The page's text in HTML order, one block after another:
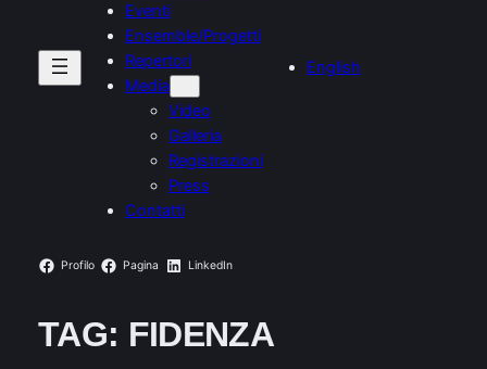
Eventi
Ensemble/Progetti
Repertori
Media
Video
Galleria
Registrazioni
Press
Contatti
English
Profilo Pagina LinkedIn
TAG: FIDENZA